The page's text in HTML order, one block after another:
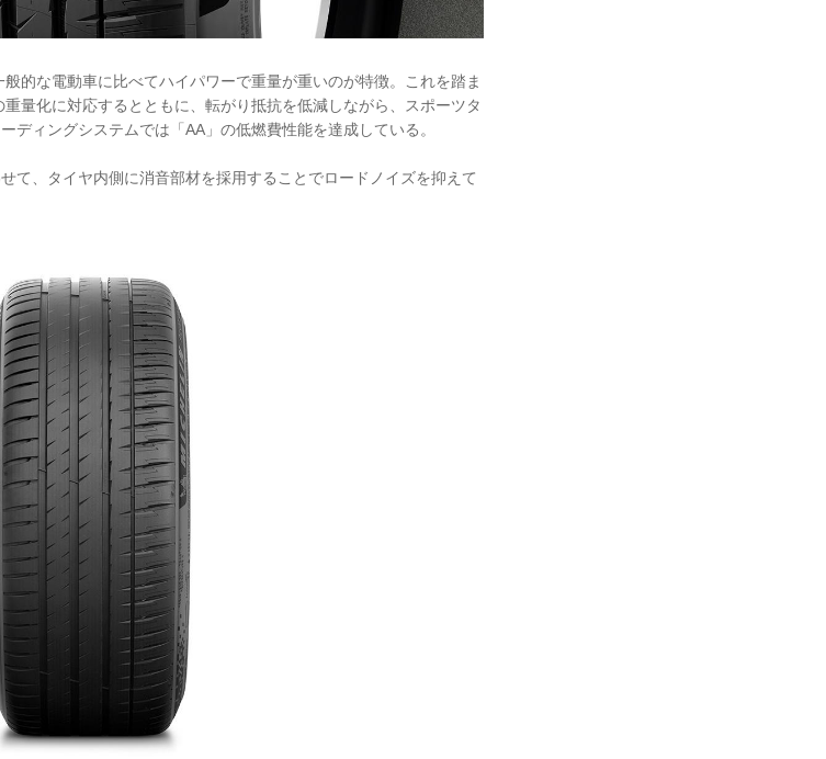
的な電動車に比べてハイパワーで重量が重いのが特徴。これを踏ま
量化に対応するとともに、転がり抵抗を低減しながら、スポーツタ
ディングシステムでは「AA」の低燃費性能を達成している。
て、タイヤ内側に消音部材を採用することでロードノイズを抑えて